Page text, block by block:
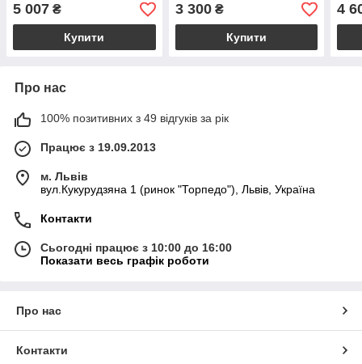
5 007 ₴
Купити
3 300₴
Купити
4
Про нас
100% позитивних з 49 відгуків за рік
Працює з 19.09.2013
м. Львів
вул.Кукурудзяна 1 (ринок "Торпедо"), Львів, Україна
Контакти
Сьогодні працює з 10:00 до 16:00
Показати весь графік роботи
Про нас
Контакти